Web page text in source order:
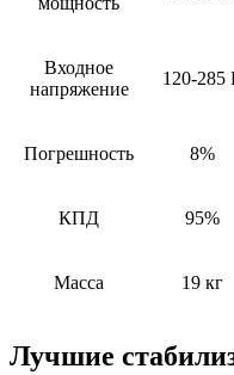
Входное
напряжение
120-285
Погрешность 8%
КПД 95%
Масса 19 кг
Лучшие